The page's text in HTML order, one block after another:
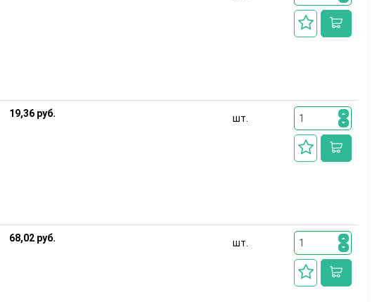
19,36 руб. шт.
68,02 руб. шт.